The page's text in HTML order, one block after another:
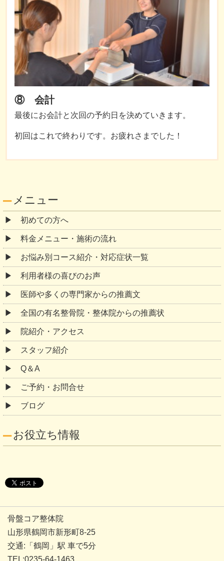
⑧ 会計
最後にお会計と次回の予約日を決めていきます。
初回はこれで終わりです。お疲れさまでした！
メニュー
初めての方へ
料金メニュー・施術の流れ
お悩み別コース紹介・対応症状一覧
利用者様の喜びのお声
医師や多くの専門家からの推薦文
全国の有名整骨院・整体院からの推薦状
院紹介・アクセス
スタッフ紹介
Q＆A
ご予約・お問合せ
ブログ
お役立ち情報
骨盤コア整体院
山形県鶴岡市新形町8-25
交通:「鶴岡」駅 車で5分